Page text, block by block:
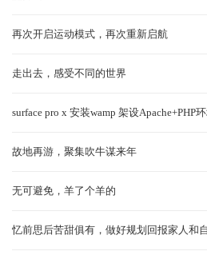
再次开启运动模式，再次重新启航
走出去，感受不同的世界
surface pro x 安装wamp 架设Apache+PHP
故地再游，聚集吹牛谋来年
无可避免，羊了个羊的
忆前思后苦甜俱有，做好规划回报家人和